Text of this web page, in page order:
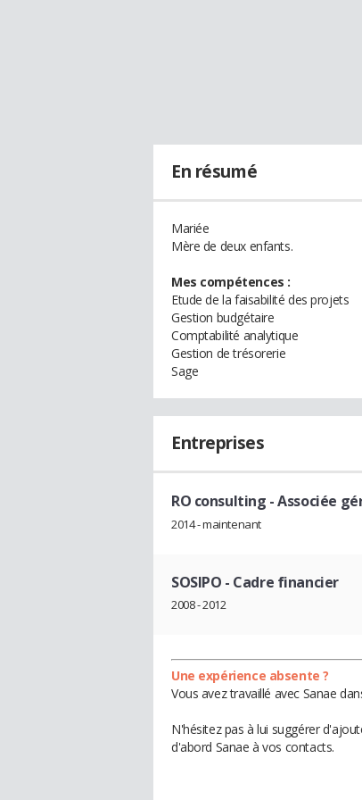
En résumé
Mariée
Mère de deux enfants.
Mes compétences :
Etude de la faisabilité des projets
Gestion budgétaire
Comptabilité analytique
Gestion de trésorerie
Sage
Entreprises
RO consulting - Associée
2014 - maintenant
SOSIPO - Cadre financier
2008 - 2012
Une expérience absente ?
Vous avez travaillé avec Sanae
N'hésitez pas à lui suggérer
d'abord Sanae à vos contacts.